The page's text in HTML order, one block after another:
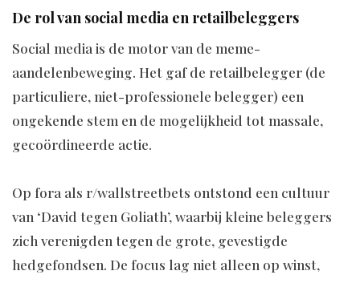
De rol van social media en retailbeleggers
Social media is de motor van de meme-
aandelenbeweging. Het gaf de retailbelegger (de
particuliere, niet-professionele belegger) een
ongekende stem en de mogelijkheid tot massale,
gecoördineerde actie.
Op fora als r/wallstreetbets ontstond een cultuur
van ‘David tegen Goliath’, waarbij kleine beleggers
zich verenigden tegen de grote, gevestigde
hedgefondsen. De focus lag niet alleen op winst,